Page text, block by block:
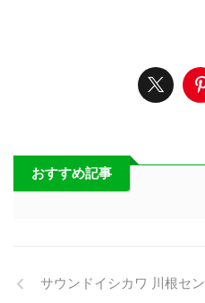
おすすめ記事
サウンドイシカワ 川根セ